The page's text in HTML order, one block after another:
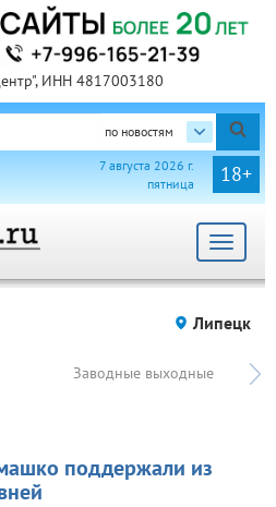
ИНН 4817003180
по новостям
18+
7 августа 2026 г.
пятница
Toggle
Липецк
Заводные выходные
поддержали из